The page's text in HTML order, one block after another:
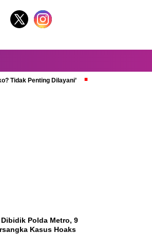
Tidak Penting Dilayani’
Polda Metro, 9
Kasus Hoaks